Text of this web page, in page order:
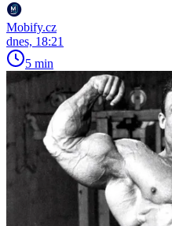
Mobify.cz
dnes, 18:21
5 min